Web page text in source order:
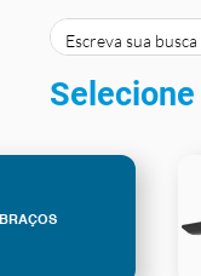
BRAÇOS